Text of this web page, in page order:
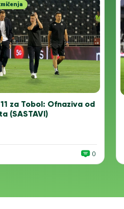
za Tobol: Ofnaziva od
(SASTAVI)
0